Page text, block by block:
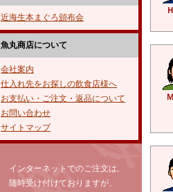
近海生本まぐろ頒布会
魚丸商店について
会社案内
仕入れ先をお探しの飲食店様へ
お支払い・ご注文・返品について
お問い合わせ
サイトマップ
インターネットでのご注文は,
随時受け付けておりますが、